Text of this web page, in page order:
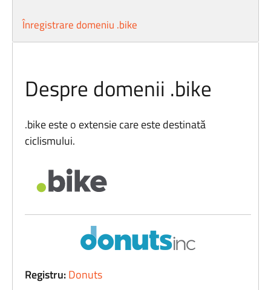
Înregistrare domeniu .bike
Despre domenii .bike
.bike este o extensie care este destinată
ciclismului.
Registru:Donuts